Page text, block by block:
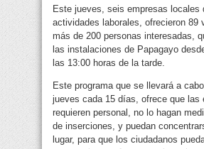
Este jueves, seis empresas locales
actividades laborales, ofrecieron 89
más de 200 personas interesadas,
las instalaciones de Papagayo
las 13:00 horas de la tarde.
Este programa que se llevará a
jueves cada 15 días, ofrece que las
requieren personal, no lo hagan
de inserciones, y puedan
lugar, para que los ciudadanos